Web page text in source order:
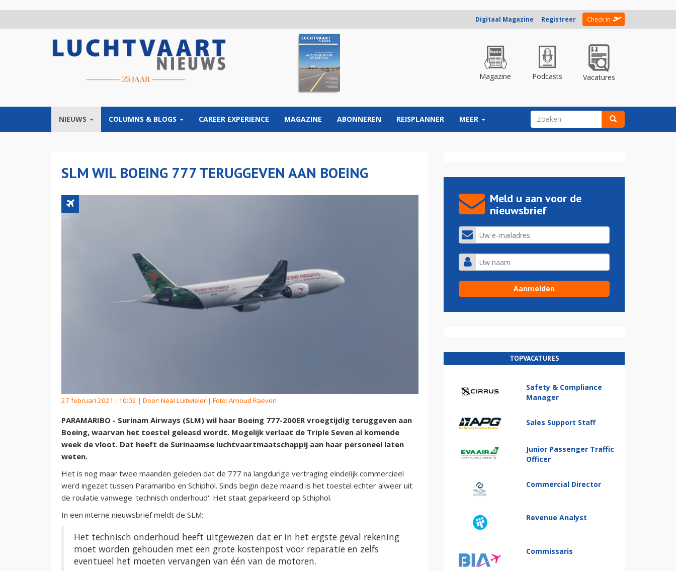
Digitaal Magazine Registreer Check in
Magazine Podcasts Vacatures
NIEUWS COLUMNS & BLOGS CAREER EXPERIENCE MAGAZINE ABONNEREN REISPLANNER MEER ZOEKVELD
SLM WIL BOEING 777 TERUGGEVEN AAN BOEING
27 februari 2021 - 10:02 | Door: Neal Luitwieler | Foto: Arnoud Raeven
PARAMARIBO - Surinam Airways (SLM) wil haar Boeing 777-200ER vroegtijdig teruggeven aan
Boeing, waarvan het toestel geleasd wordt. Mogelijk verlaat de Triple Seven al komende
week de vloot. Dat heeft de Surinaamse luchtvaartmaatschappij aan haar personeel laten
weten.
Het is nog maar twee maanden geleden dat de 777 na langdurige vertraging eindelijk commercieel
werd ingezet tussen Paramaribo en Schiphol. Sinds begin deze maand is het toestel echter alweer uit
de roulatie vanwege 'technisch onderhoud'. Het staat geparkeerd op Schiphol.
In een interne nieuwsbrief meldt de SLM:
Het technisch onderhoud heeft uitgewezen dat er in het ergste geval rekening
moet worden gehouden met een grote kostenpost voor reparatie en zelfs
eventueel het moeten vervangen van één van de motoren.
Meld u aan voor de
nieuwsbrief
TOPVACATURES
Safety & Compliance
Manager
Sales Support Staff
Junior Passenger Traffic
Officer
Commercial Director
Revenue Analyst
Commissaris